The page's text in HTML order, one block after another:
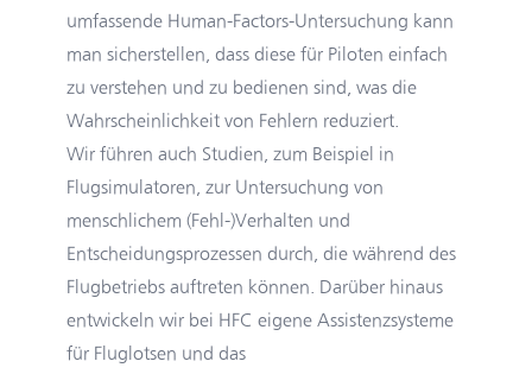
umfassende Human-Factors-Untersuchung kann
man sicherstellen, dass diese für Piloten einfach
zu verstehen und zu bedienen sind, was die
Wahrscheinlichkeit von Fehlern reduziert.
Wir führen auch Studien, zum Beispiel in
Flugsimulatoren, zur Untersuchung von
menschlichem (Fehl-)Verhalten und
Entscheidungsprozessen durch, die während des
Flugbetriebs auftreten können. Darüber hinaus
entwickeln wir bei HFC eigene Assistenzsysteme
für Fluglotsen und das